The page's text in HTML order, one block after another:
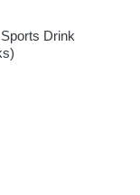
Drink